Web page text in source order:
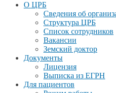
О ЦРБ
Сведения об
Структура ЦРБ
Список сотрудников
Вакансии
Земский доктор
Документы
Лицензия
Выписка из ЕГРН
Для пациентов